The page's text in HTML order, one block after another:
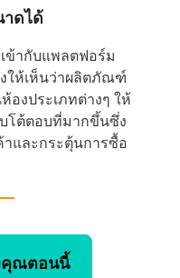
าดได้
เข้ากับแพลตฟอร์ม
ให้เห็นว่าผลิตภัณฑ์
องประเภทต่างๆ ให้
โต้ตอบที่มากขึ้นซึ่ง
และกระตุ้นการซื้อ
คุณตอนนี้